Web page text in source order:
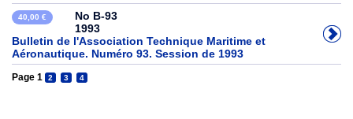
40,00 €
No B-93
1993
Bulletin de l'Association Technique Maritime et
Aéronautique. Numéro 93. Session de 1993
Page 1 2 3 4